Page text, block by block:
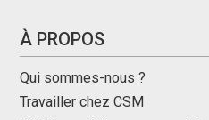
À PROPOS
Qui sommes-nous ?
Travailler chez CSM